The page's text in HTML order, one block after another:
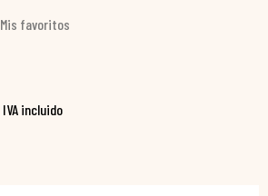
Mis favoritos
IVA incluido